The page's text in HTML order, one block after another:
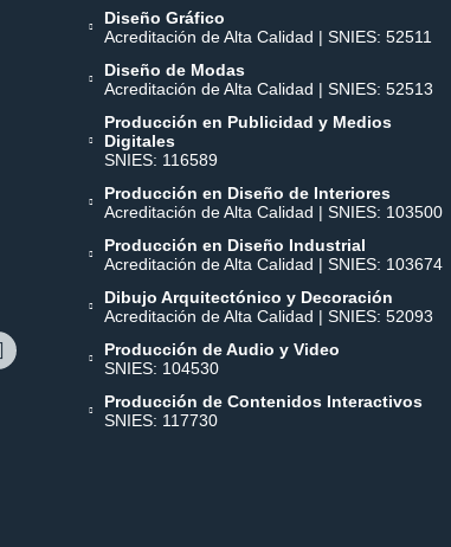
Diseño Gráfico
Acreditación de Alta Calidad | SNIES: 52511
Diseño de Modas
Acreditación de Alta Calidad | SNIES: 52513
Producción en Publicidad y Medios
Digitales
SNIES: 116589
Producción en Diseño de Interiores
Acreditación de Alta Calidad | SNIES: 103500
Producción en Diseño Industrial
Acreditación de Alta Calidad | SNIES: 103674
Dibujo Arquitectónico y Decoración
Acreditación de Alta Calidad | SNIES: 52093
Producción de Audio y Video
SNIES: 104530
Producción de Contenidos Interactivos
SNIES: 117730